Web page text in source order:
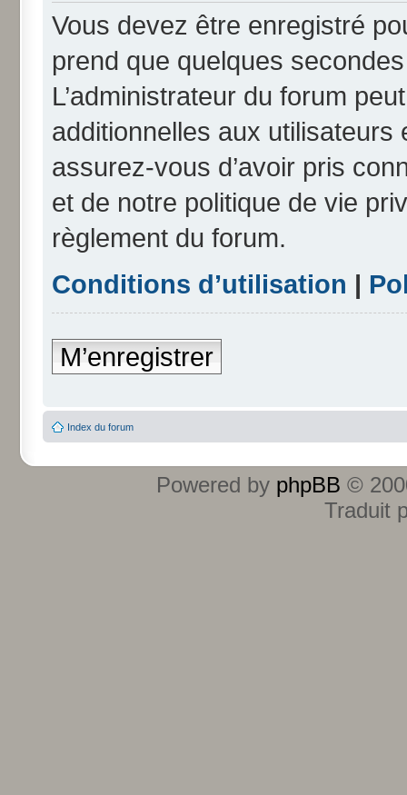
Vous devez être enregistré
prend que quelques
L’administrateur du forum
additionnelles aux
assurez-vous d’avoir pris
et de notre politique de vie
règlement du forum.
Conditions d’utilisation |
M’enregistrer
Index du forum
Powered by phpBB ©
Traduit